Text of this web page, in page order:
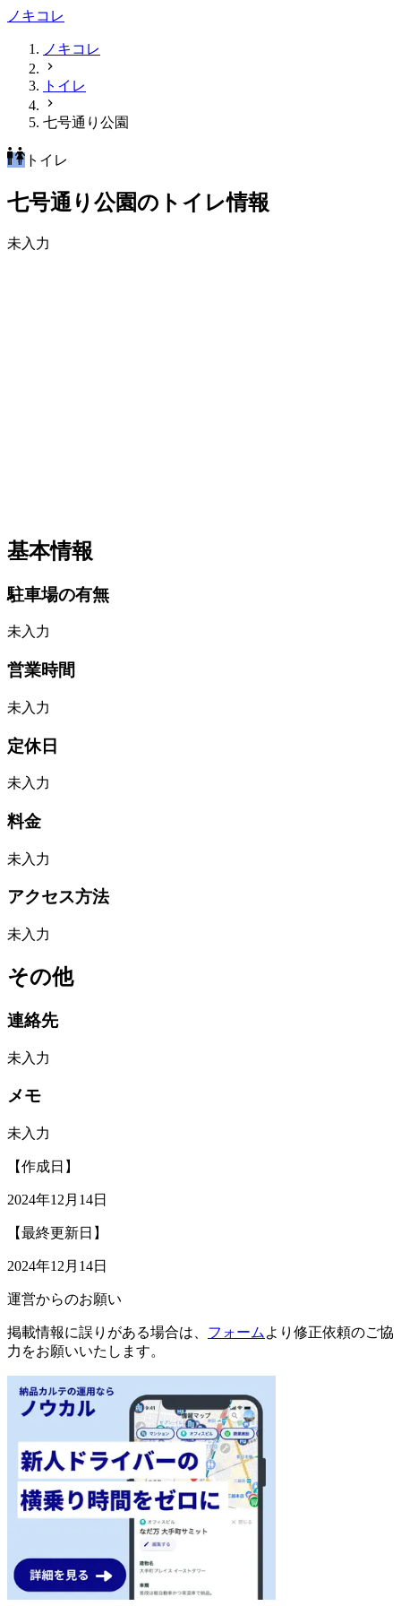
ノキコレ
ノキコレ
トイレ
七号通り公園
トイレ
七号通り公園のトイレ情報
未入力
基本情報
駐車場の有無
未入力
営業時間
未入力
定休日
未入力
料金
未入力
アクセス方法
未入力
その他
連絡先
未入力
メモ
未入力
【作成日】
2024年12月14日
【最終更新日】
2024年12月14日
運営からのお願い
掲載情報に誤りがある場合は、 フォーム より修正依頼のご協
力をお願いいたします。